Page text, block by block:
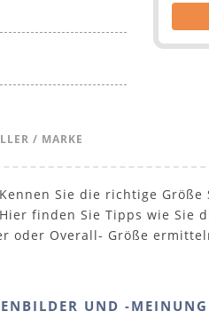
/ MARKE
Kennen Sie die richtige
Hier finden Sie Tipps wie Sie
oder Overall- Größe
UND -